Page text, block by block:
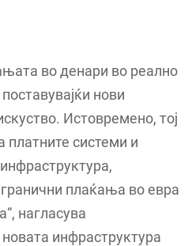
во денари во реално
нови
Истовремено, тој
платните системи и
плаќања во евра
нагласува
инфраструктура